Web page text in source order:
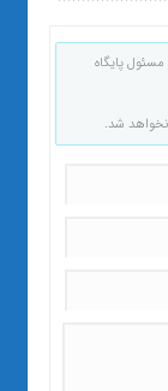
پایگاه
نخواهد شد.